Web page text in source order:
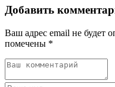
Добавить
Ваш адрес email не будет
помечены *